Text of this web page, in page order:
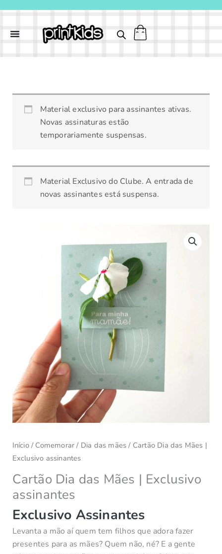
Material exclusivo para assinantes ativas.
Novas assinaturas estão
temporariamente suspensas.
Material Exclusivo do Clube. A entrada de
novas assinantes está suspensa.
Início/ Comemorar / Dia das mães / Cartão Dia das Mães |
Exclusivo assinantes
Cartão Dia das Mães | Exclusivo
assinantes
Exclusivo Assinantes
Levanta a mão aí quem tem filhos que adora fazer
presentes para as mães? Quem não, né? E a gente
Exclusivo
assinantes